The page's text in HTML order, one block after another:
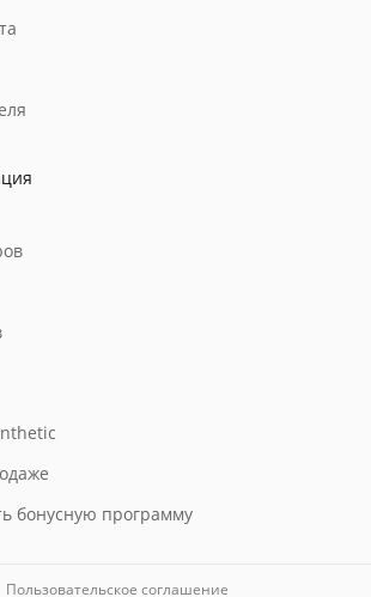
бонусную программу
Пользовательское соглашение